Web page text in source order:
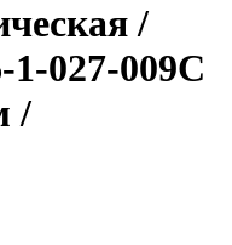
/
1-027-009С
/